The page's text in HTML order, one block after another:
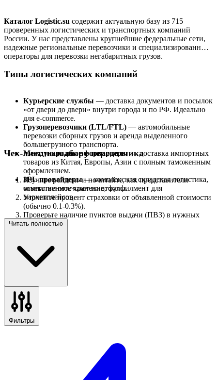
Каталог Logistic.su содержит актуальную базу из 715
проверенных логистических и транспортных компаний
России. У нас представлены крупнейшие федеральные сети,
надежные региональные перевозчики и специализированные
операторы для перевозки негабаритных грузов.
Типы логистических компаний
Курьерские службы — доставка документов и посылок
«от двери до двери» внутри города и по РФ. Идеально
для e-commerce.
Грузоперевозчики (LTL/FTL) — автомобильные
перевозки сборных грузов и аренда выделенного
большегрузного транспорта.
Международные форвардеры— доставка импортных
товаров из Китая, Европы, Азии с полным таможенным
оформлением.
3PL провайдеры— комплексная складская логистика,
ответственное хранение, фулфилмент для
маркетплейсов.
Чек-лист по выбору перевозчика
Изучите рейтинг и почитайте, как представители
компании отвечают на отзывы.
Уточните процент страховки от объявленной стоимости
(обычно 0.1-0.3%).
Проверьте наличие пунктов выдачи (ПВЗ) в нужных
вам населенных пунктах.
Читать полностью
Фильтры